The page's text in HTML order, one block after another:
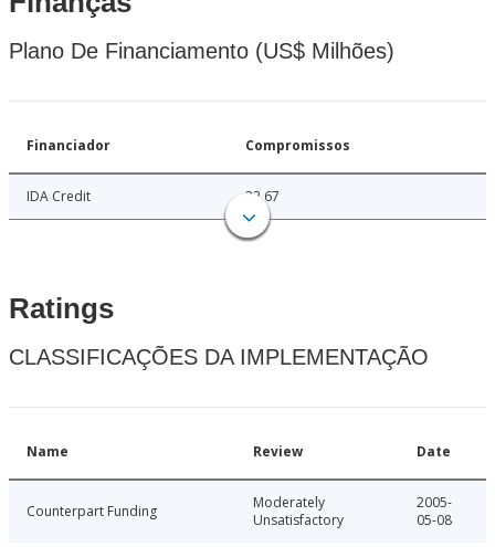
Plano De Financiamento (US$ Milhões)
Financiador Compromissos
IDA Credit 32.67
Ratings
CLASSIFICAÇÕES DA IMPLEMENTAÇÃO
Name Review Date
Counterpart Funding
Moderately
Unsatisfactory
2005-
05-08